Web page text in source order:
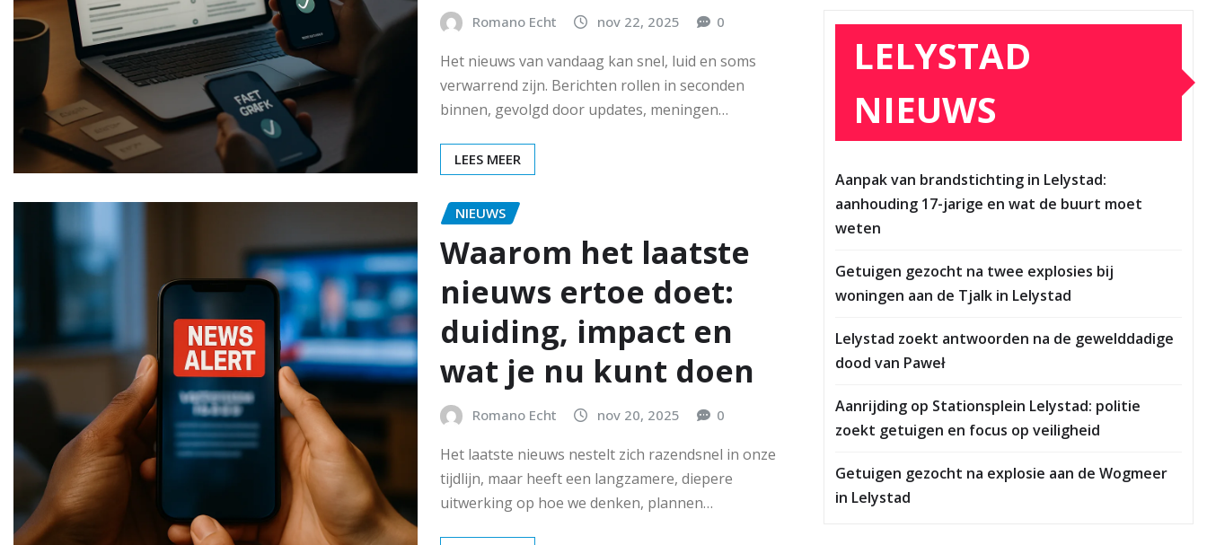
Romano Echt nov 22, 2025 0
Het nieuws van vandaag kan snel, luid en soms
verwarrend zijn. Berichten rollen in seconden
binnen, gevolgd door updates, meningen…
LEES MEER
NIEUWS
Waarom het laatste
nieuws ertoe doet:
duiding, impact en
wat je nu kunt doen
Romano Echt nov 20, 2025 0
Het laatste nieuws nestelt zich razendsnel in onze
tijdlijn, maar heeft een langzamere, diepere
uitwerking op hoe we denken, plannen…
LELYSTAD
NIEUWS
Aanpak van brandstichting in Lelystad:
aanhouding 17-jarige en wat de buurt moet
weten
Getuigen gezocht na twee explosies bij
woningen aan de Tjalk in Lelystad
Lelystad zoekt antwoorden na de gewelddadige
dood van Paweł
Aanrijding op Stationsplein Lelystad: politie
zoekt getuigen en focus op veiligheid
Getuigen gezocht na explosie aan de Wogmeer
in Lelystad